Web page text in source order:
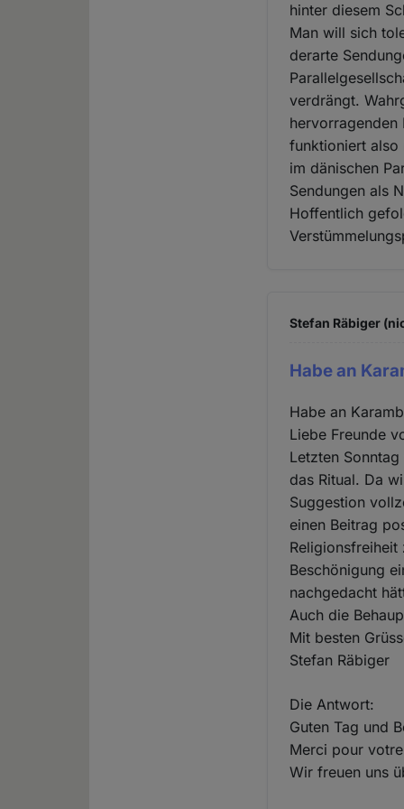
hinter diesem
Man will sich
derarte
verdrängt.
hervorragenden
funktioniert also
im dänischen
Sendungen als
Hoffentlich
Stefan Räbiger
Habe an
Habe an
Liebe Freunde
Letzten
das Ritual. Da
Suggestion
einen Beitrag
Beschönigung
nachgedacht
Auch die
Mit besten
Stefan Räbiger
Die Antwort:
Guten Tag und
Merci pour
Wir freuen uns